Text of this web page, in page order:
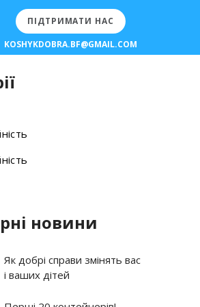
ПІДТРИМАТИ НАС
KOSHYKDOBRA.BF@GMAIL.COM
новини
Як добрі справи змінять вас
і ваших дітей